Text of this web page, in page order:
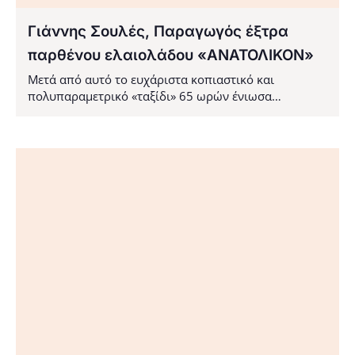
Γιάννης Σουλές, Παραγωγός έξτρα
παρθένου ελαιολάδου «ΑΝΑΤΟΛΙΚΟΝ»
Μετά από αυτό το ευχάριστα κοπιαστικό και
πολυπαραμετρικό «ταξίδι» 65 ωρών ένιωσα…